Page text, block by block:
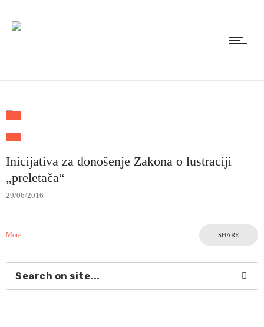
Inicijativa za donošenje Zakona o lustraciji
„preletača“
29/06/2016
More SHARE